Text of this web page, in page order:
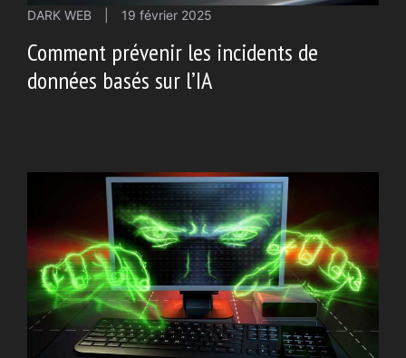
DARK WEB 19 février 2025
Comment prévenir les incidents de
données basés sur l’IA